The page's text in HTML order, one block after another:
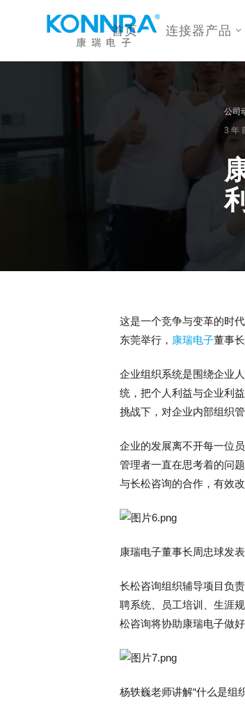
首页 连接器产品
公司
3 年
这是一个竞争与变革的时
东莞举行， 康瑞电子董事
企业组织系统是围绕企业
统，把个人利益与企业利
挑战下，对企业内部组织管
企业的发展离不开每一位
管理者一直在思考着的问
与长松咨询的合作，有效
康瑞电子董事长周忠球发
长松咨询组织辅导项目负
聘系统、员工培训、生涯
松咨询将协助康瑞电子做
杨轶巍老师讲解“什么是组